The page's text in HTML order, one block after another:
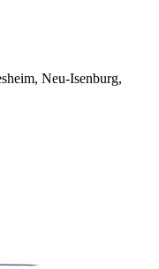
Neu-Isenburg,